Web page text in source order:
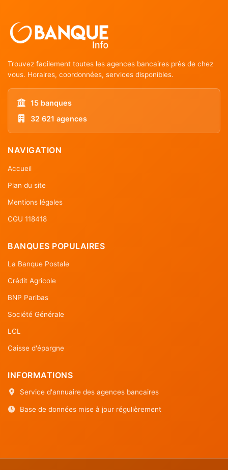
Trouvez facilement toutes les agences bancaires près de chez
vous. Horaires, coordonnées, services disponibles.
15 banques
32 621 agences
NAVIGATION
Accueil
Plan du site
Mentions légales
CGU 118418
BANQUES POPULAIRES
La Banque Postale
Crédit Agricole
BNP Paribas
Société Générale
LCL
Caisse d'épargne
INFORMATIONS
Service d'annuaire des agences bancaires
Base de données mise à jour régulièrement